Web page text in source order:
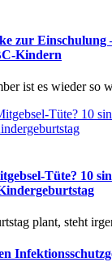
zur
Kindern
ist es wieder so
Tüte? 10
plant, steht